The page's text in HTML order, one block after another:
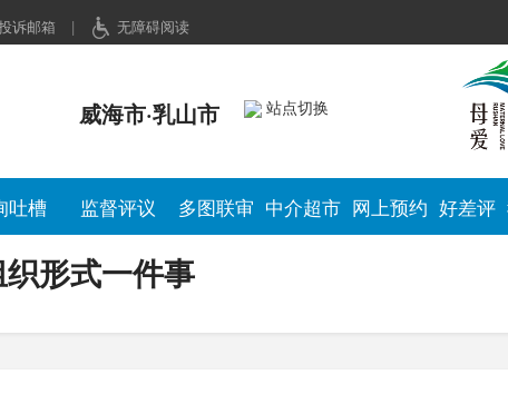
诉邮箱 | 无障碍阅读
威海市·乳山市 站点切换
吐槽 监督评议 多图联审 中介超市 网上预约 好差评
形式一件事
形式一件事